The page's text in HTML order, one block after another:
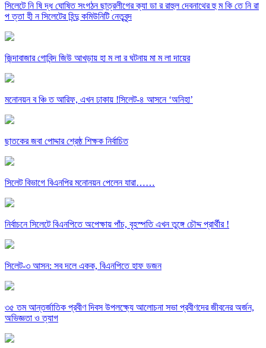
সিলেটে নি ষি দ্ধ ঘোষিত সংগঠন ছাত্রলীগের ক্যা ডা র রাহুল দেবনাথের হু ম কি তে নি রা
প ত্তা হী ন সিলেটের হিন্দু কমিউনিটি নেতৃবৃন্দ
জিন্দাবাজার গোবিন্দ জিউ আখড়ায় হা ম লা র ঘটনায় মা ম লা দায়ের
মনোনয়ন ব ঞ্চি ত আরিফ, এখন ঢাকায় !সিলেট-৪ আসনে ‘অনিহা’
ছাতকের জবা পোদ্দার শ্রেষ্ঠ শিক্ষক নির্বাচিত
সিলেট বিভাগে বিএনপির মনোনয়ন পেলেন যারা……
নির্বাচনে সিলেটে বিএনপিতে অপেক্ষায় পাঁচ, বৃহস্পতি এখন তুঙ্গে চৌদ্দ প্রার্থীর !
সিলেট-৩ আসন: সব দলে একক, বিএনপিতে হাফ ডজন
৩৫ তম আন্তর্জাতিক প্রবীণ দিবস উপলক্ষ্যে আলোচনা সভা প্রবীণদের জীবনের অর্জন,
অভিজ্ঞতা ও ত্যাগ